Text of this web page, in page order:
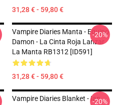
31,28 € - 59,80 €
Vampire Diaries Manta - Equipo
Damon - La Cinta Roja Lanzar
La Manta RB1312 [ID591]
31,28 € - 59,80 €
-20%
Vampire Diaries Blanket - Ian-20%